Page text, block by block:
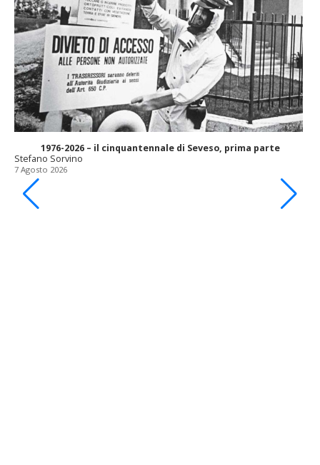
1976-2026 – il cinquantennale di Seveso, prima parte
Stefano Sorvino
7 Agosto 2026